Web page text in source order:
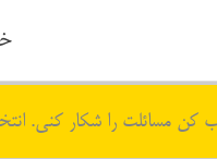
کن مسائلت را شکار کنی.